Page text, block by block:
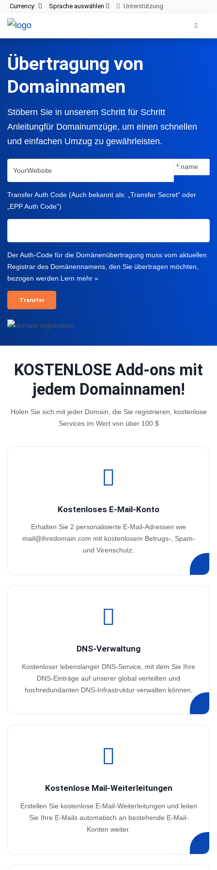
Currency: Sprache auswählen Unterstützung
Übertragung von
Domainnamen
Stöbern Sie in unserem Schritt für Schritt
Anleitungfür Domainumzüge, um einen schnellen
und einfachen Umzug zu gewährleisten.
Transfer Auth Code (Auch bekannt als: „Transfer Secret“ oder
„EPP Auth Code“)
Der Auth-Code für die Domänenübertragung muss vom aktuellen
Registrar des Domänennamens, den Sie übertragen möchten,
bezogen werden.Lern mehr »
KOSTENLOSE Add-ons mit
jedem Domainnamen!
Holen Sie sich mit jeder Domain, die Sie registrieren, kostenlose
Services im Wert von über 100 $
Kostenloses E-Mail-Konto
Erhalten Sie 2 personalisierte E-Mail-Adressen wie
mail@ihredomain.com mit kostenlosem Betrugs-, Spam-
und Virenschutz.
DNS-Verwaltung
Kostenloser lebenslanger DNS-Service, mit dem Sie Ihre
DNS-Einträge auf unserer global verteilten und
hochredundanten DNS-Infrastruktur verwalten können.
Kostenlose Mail-Weiterleitungen
Erstellen Sie kostenlose E-Mail-Weiterleitungen und leiten
Sie Ihre E-Mails automatisch an bestehende E-Mail-
Konten weiter.